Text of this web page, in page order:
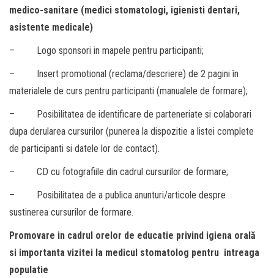
medico-sanitare (medici stomatologi, igienisti dentari,
asistente medicale)
– Logo sponsori in mapele pentru participanti;
– Insert promotional (reclama/descriere) de 2 pagini în
materialele de curs pentru participanti (manualele de formare);
– Posibilitatea de identificare de parteneriate si colaborari
dupa derularea cursurilor (punerea la dispozitie a listei complete
de participanti si datele lor de contact).
– CD cu fotografiile din cadrul cursurilor de formare;
– Posibilitatea de a publica anunturi/articole despre
sustinerea cursurilor de formare.
Promovare in cadrul orelor de educatie privind igiena orală
si importanta vizitei la medicul stomatolog pentru intreaga
populatie